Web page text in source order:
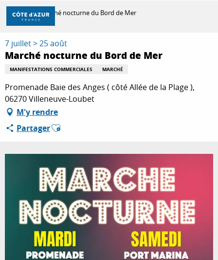
Aller
contenu
principal
DÉCOUVRIR
À FAIRE
SÉJOURNER
Accueil Marché nocturne du Bord de Mer
7 juillet > 25 août
Marché nocturne du Bord de Mer
MANIFESTATIONS COMMERCIALES MARCHÉ
Promenade Baie des Anges ( côté Allée de la Plage ),
06270 Villeneuve-Loubet
M'y rendre
PartagerAjouter aux favoris